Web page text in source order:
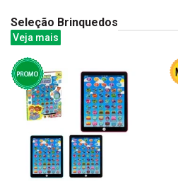
Seleção Brinquedos
Veja mais